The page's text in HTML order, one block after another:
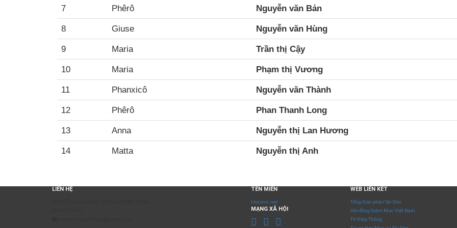
7 Phêrô Nguyễn văn Bản
8 Giuse Nguyễn văn Hùng
9 Maria Trần thị Cậy
10 Maria Phạm thị Vương
11 Phanxicô Nguyễn văn Thành
12 Phêrô Phan Thanh Long
13 Anna Nguyễn thị Lan Hương
14 Matta Nguyễn thị Anh
LIÊN HỆ TÊN MIỀN
titocovn.net
MẠNG XÃ HỘI
WEB LIÊN KẾT
Tổng Giáo phận Sài Gòn
Hội đồng Giám Mục Việt Nam
TV Hiệp Thông